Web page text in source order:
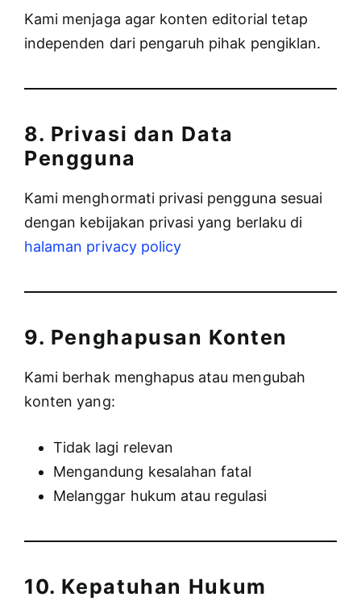
Kami menjaga agar konten editorial tetap
independen dari pengaruh pihak pengiklan.
8. Privasi dan Data
Pengguna
Kami menghormati privasi pengguna sesuai
dengan kebijakan privasi yang berlaku di
halaman privacy policy
9. Penghapusan Konten
Kami berhak menghapus atau mengubah
konten yang:
Tidak lagi relevan
Mengandung kesalahan fatal
Melanggar hukum atau regulasi
10. Kepatuhan Hukum